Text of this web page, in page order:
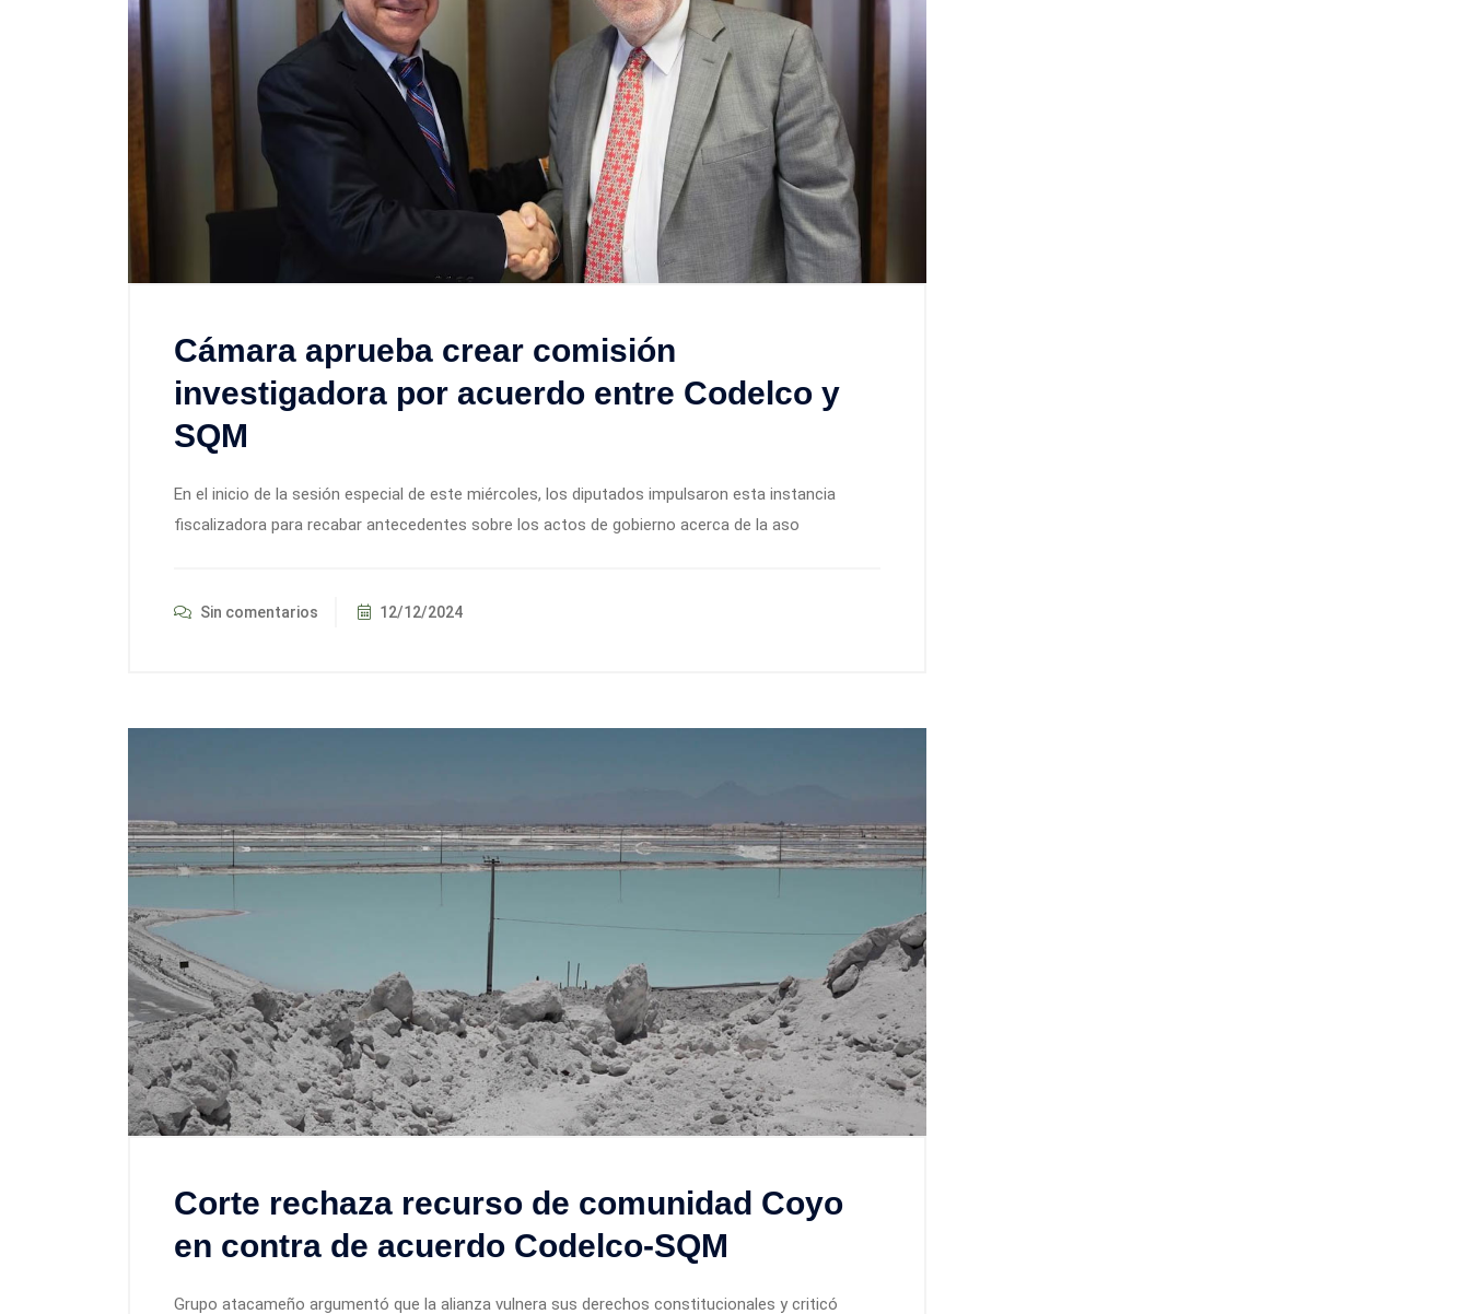
Cámara aprueba crear comisión
investigadora por acuerdo entre Codelco y
SQM
En el inicio de la sesión especial de este miércoles, los diputados impulsaron esta instancia
fiscalizadora para recabar antecedentes sobre los actos de gobierno acerca de la aso
Sin comentarios 12/12/2024
Corte rechaza recurso de comunidad Coyo
en contra de acuerdo Codelco-SQM
Grupo atacameño argumentó que la alianza vulnera sus derechos constitucionales y criticó